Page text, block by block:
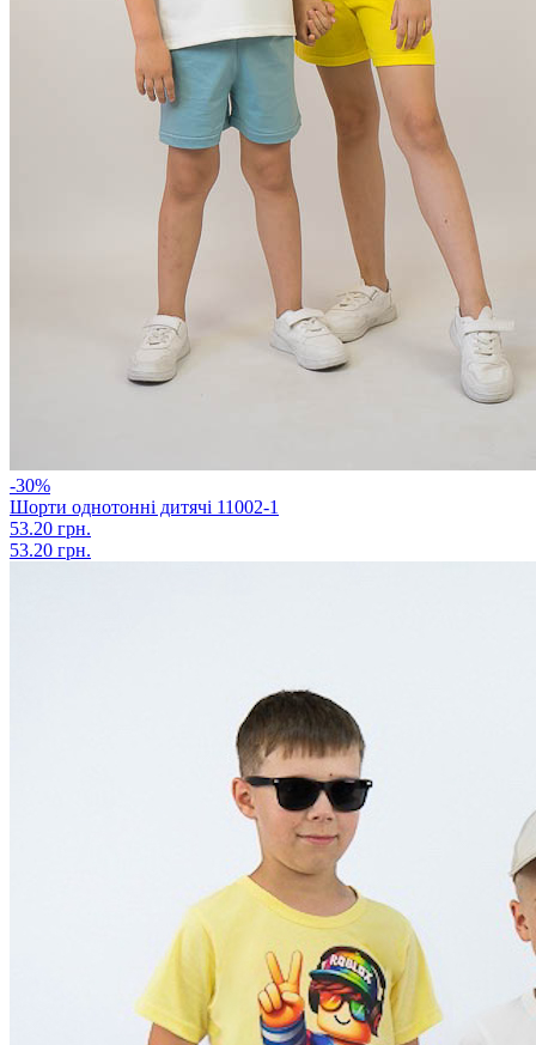
-30%
Шорти однотонні дитячі 11002-1
53.20 грн.
53.20 грн.